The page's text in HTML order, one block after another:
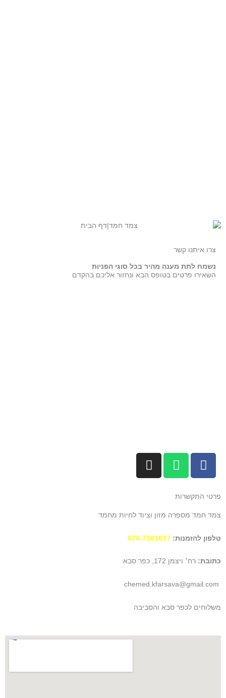
צרו איתנו קשר
נשמח לתת מענה מהיר בכל סוגי הפניות
השאירו פרטים בטופס הבא ונחזור אליכם בהקדם
F
a
e
o
o
k
W
h
t
a
p
I
n
g
r
m
פרטי התקשרות
צמד חמד מספרה מזון וציוד לחיות מחמד
טלפון להזמנות: 074-7361637
כתובת:רח׳ ויצמן 172, כפר סבא
משלוחים לכפר סבא והסביבה